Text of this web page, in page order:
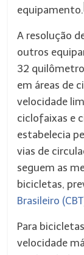
equipamento.
A resolução
outros
32
em áreas de
velocidade
ciclofaixas e
estabelecia
vias de
seguem as
bicicletas,
Brasileiro
Para
velocidade